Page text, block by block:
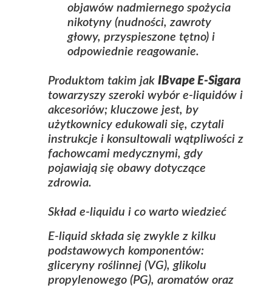
objawów nadmiernego spożycia
nikotyny (nudności, zawroty
głowy, przyspieszone tętno) i
odpowiednie reagowanie.
Produktom takim jak IBvape E-Sigara
towarzyszy szeroki wybór e‑liquidów i
akcesoriów; kluczowe jest, by
użytkownicy edukowali się, czytali
instrukcje i konsultowali wątpliwości z
fachowcami medycznymi, gdy
pojawiają się obawy dotyczące
zdrowia.
Skład e‑liquidu i co warto wiedzieć
E‑liquid składa się zwykle z kilku
podstawowych komponentów:
gliceryny roślinnej (VG), glikolu
propylenowego (PG), aromatów oraz